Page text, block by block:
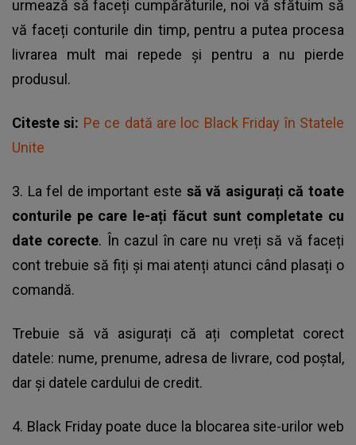
urmează să faceți cumpărăturile, noi vă sfătuim să
vă faceți conturile din timp, pentru a putea procesa
livrarea mult mai repede și pentru a nu pierde
produsul.
Citeste si: Pe ce dată are loc Black Friday în Statele
Unite
3. La fel de important este să vă asigurați că toate
conturile pe care le-ați făcut sunt completate cu
date corecte. În cazul în care nu vreți să vă faceți
cont trebuie să fiți și mai atenți atunci când plasați o
comandă.
Trebuie să vă asigurați că ați completat corect
datele: nume, prenume, adresa de livrare, cod poștal,
dar și datele cardului de credit.
4. Black Friday poate duce la blocarea site-urilor web